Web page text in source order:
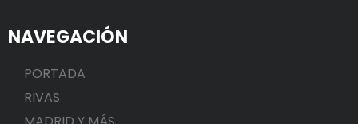
NAVEGACIÓN
PORTADA
RIVAS